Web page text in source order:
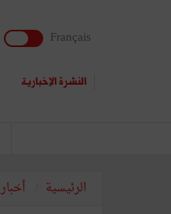
Français
النشرة الإخبارية
الرئيسية أخبار